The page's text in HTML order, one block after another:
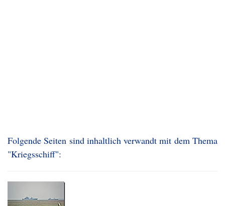
Folgende Seiten sind inhaltlich verwandt mit dem Thema
"Kriegsschiff":